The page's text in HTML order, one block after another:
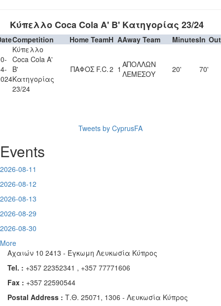
Κύπελλο Coca Cola Α' Β' Κατηγορίας 23/24
Competition Home TeamH AAway Team MinutesIn Out
Κύπελλο
Coca Cola Α'
Β'
Κατηγορίας
23/24
ΠΑΦΟΣ F.C.2 1 ΑΠΟΛΛΩΝ
ΛΕΜΕΣΟΥ
20' 70'
Tweets by CyprusFA
Events
2026-08-11
2026-08-12
2026-08-13
2026-08-29
2026-08-30
More
Αχαιών 10 2413 - Έγκωμη Λευκωσία Κύπρος
Tel. : +357 22352341 , +357 77771606
Fax : +357 22590544
Postal Address : Τ.Θ. 25071, 1306 - Λευκωσία Κύπρος